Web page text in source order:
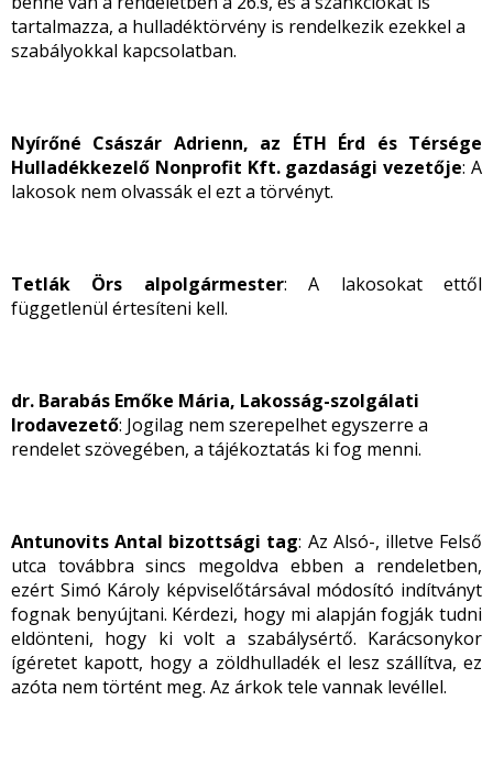
tartalmazza, a hulladéktörvény is rendelkezik ezekkel a
szabályokkal kapcsolatban.
Nyírőné Császár Adrienn, az ÉTH Érd és Térsége
Hulladékkezelő Nonprofit Kft. gazdasági vezetője: A
lakosok nem olvassák el ezt a törvényt.
Tetlák Örs alpolgármester: A lakosokat ettől
függetlenül értesíteni kell.
dr. Barabás Emőke Mária, Lakosság-szolgálati
Irodavezető: Jogilag nem szerepelhet egyszerre a
rendelet szövegében, a tájékoztatás ki fog menni.
Antunovits Antal bizottsági tag: Az Alsó-, illetve Felső
utca továbbra sincs megoldva ebben a rendeletben,
ezért Simó Károly képviselőtársával módosító indítványt
fognak benyújtani. Kérdezi, hogy mi alapján fogják tudni
eldönteni, hogy ki volt a szabálysértő. Karácsonykor
ígéretet kapott, hogy a zöldhulladék el lesz szállítva, ez
azóta nem történt meg. Az árkok tele vannak levéllel.